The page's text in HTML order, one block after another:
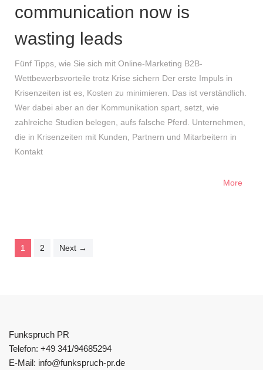
communication now is
wasting leads
Fünf Tipps, wie Sie sich mit Online-Marketing B2B-
Wettbewerbsvorteile trotz Krise sichern Der erste Impuls in
Krisenzeiten ist es, Kosten zu minimieren. Das ist verständlich.
Wer dabei aber an der Kommunikation spart, setzt, wie
zahlreiche Studien belegen, aufs falsche Pferd. Unternehmen,
die in Krisenzeiten mit Kunden, Partnern und Mitarbeitern in
Kontakt
More
1 2 Next →
Funkspruch PR
Telefon: +49 341/94685294
E-Mail: info@funkspruch-pr.de